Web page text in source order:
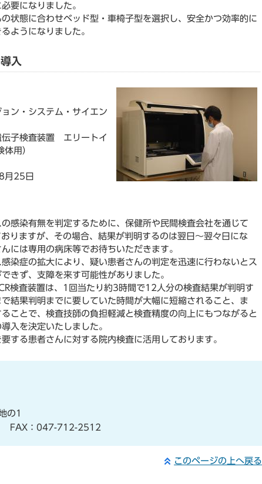
要になりました。
状態に合わせベッド型・車椅子型を選択し、安全かつ効率的に
ようになりました。
入
ン・システム・サイエン
子検査装置 エリートイ
用）
25日
感染有無を判定するために、保健所や民間検査会社を通じて
りますが、その場合、結果が判明するのは翌日～翌々日にな
には専用の病床等でお待ちいただきます。
染症の拡大により、疑い患者さんの判定を迅速に行わないとス
きず、支障を来す可能性がありました。
検査装置は、1回当たり約3時間で12人分の検査結果が判明す
結果判明までに要していた時間が大幅に短縮されること、ま
ことで、検査技師の負担軽減と検査精度の向上にもつながると
入を決定いたしました。
する患者さんに対する院内検査に活用しております。
の1
FAX：047-712-2512
このページの上へ戻る